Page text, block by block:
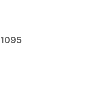
1095